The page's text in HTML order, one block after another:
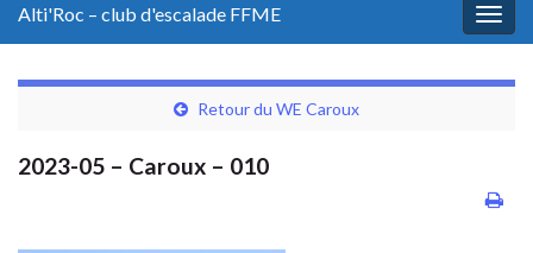
Alti'Roc – club d'escalade FFME
Retour du WE Caroux
2023-05 – Caroux – 010